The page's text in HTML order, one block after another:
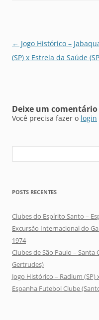
Navegação
de
← Jogo Histórico –
(SP) x Estrela da Saúde
Deixe um comentário
Você precisa fazer o login
por:
POSTS RECENTES
Clubes do Espírito Santo –
Excursão Internacional do
1974
Clubes de São Paulo –
Gertrudes)
Jogo Histórico – Radium (SP)
Espanha Futebol Clube